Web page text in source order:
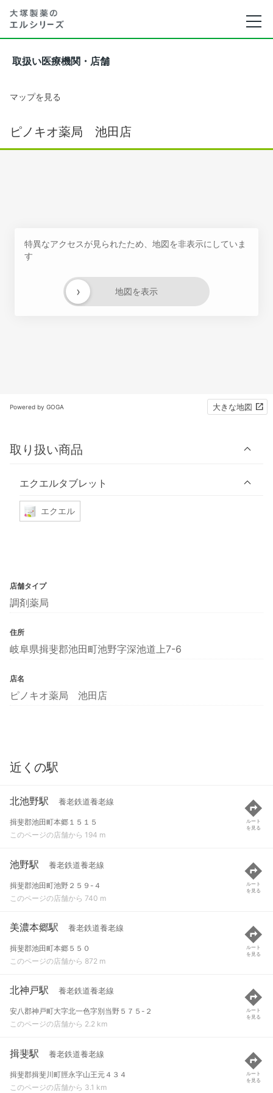
取扱い医療機関・店舗
マップを見る
ピノキオ薬局 池田店
特異なアクセスが見られたため、地図を非表示にしていま
す
地図を表示
›
Powered by GOGA 大きな地図
取り扱い商品
エクエルタブレット
エクエル
店舗タイプ
調剤薬局
住所
岐阜県揖斐郡池田町池野字深池道上7-6
店名
ピノキオ薬局 池田店
近くの駅
北池野駅 養老鉄道養老線
揖斐郡池田町本郷１５１５
このページの店舗から 194 m
ルート
を見る
池野駅 養老鉄道養老線
揖斐郡池田町池野２５９-４
このページの店舗から 740 m
ルート
を見る
美濃本郷駅 養老鉄道養老線
揖斐郡池田町本郷５５０
このページの店舗から 872 m
ルート
を見る
北神戸駅 養老鉄道養老線
安八郡神戸町大字北一色字別当野５７５-２
このページの店舗から 2.2 km
ルート
を見る
揖斐駅 養老鉄道養老線
揖斐郡揖斐川町脛永字山王元４３４
このページの店舗から 3.1 km
ルート
を見る